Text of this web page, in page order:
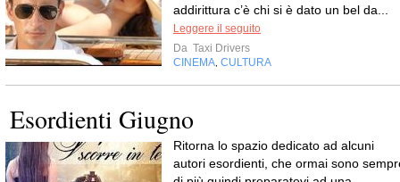
addirittura c’è chi si è dato un bel da...
Leggere il seguito
Da Taxi Drivers
CINEMA CULTURA
Esordienti Giugno
Ritorna lo spazio dedicato ad alcuni
autori esordienti, che ormai sono